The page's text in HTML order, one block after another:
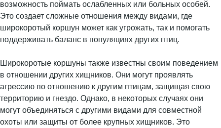
возможность поймать ослабленных или больных особей.
Это создает сложные отношения между видами, где
широкоротый коршун может как угрожать, так и помогать
поддерживать баланс в популяциях других птиц.
Широкоротые коршуны также известны своим поведением
в отношении других хищников. Они могут проявлять
агрессию по отношению к другим птицам, защищая свою
территорию и гнездо. Однако, в некоторых случаях они
могут объединяться с другими видами для совместной
охоты или защиты от более крупных хищников. Это